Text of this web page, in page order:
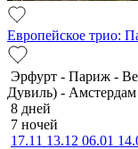
Европейское трио:
Эрфурт - Париж -
Дувиль) -
8 дней
7 ночей
17.11 13.12 06.01